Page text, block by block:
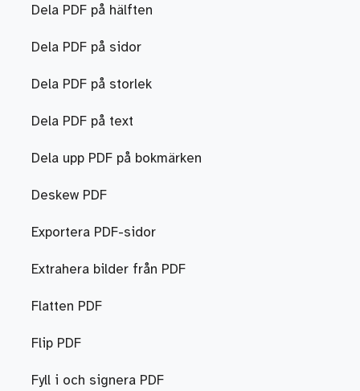
Dela PDF på hälften
Dela PDF på sidor
Dela PDF på storlek
Dela PDF på text
Dela upp PDF på bokmärken
Deskew PDF
Exportera PDF-sidor
Extrahera bilder från PDF
Flatten PDF
Flip PDF
Fyll i och signera PDF